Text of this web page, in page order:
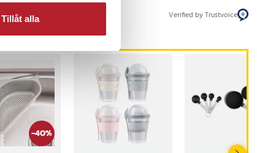
Tillåt alla Verified by Trustvoice
-40%